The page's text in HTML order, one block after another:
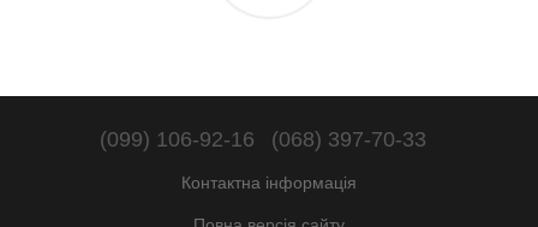
(099) 106-92-16 (068) 397-70-33
Контактна інформація